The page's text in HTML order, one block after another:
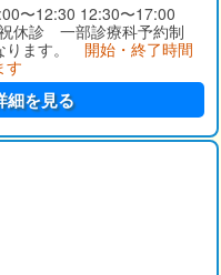
〜12:30 12:30〜17:00
休診 一部診療科予約制
ります。 開始・終了時間
す
細を見る